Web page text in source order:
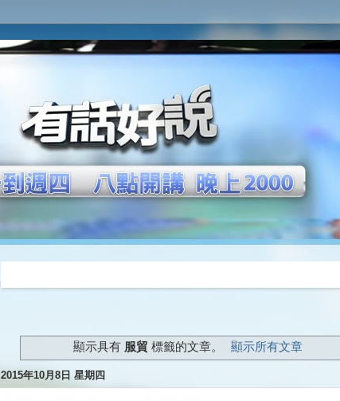
顯示具有 服貿 標籤的文章。 顯示所有文章
2015年10月8日 星期四